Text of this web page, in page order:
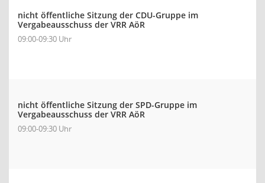
nicht öffentliche Sitzung der CDU-Gruppe im
Vergabeausschuss der VRR AöR
09:00-09:30 Uhr
nicht öffentliche Sitzung der SPD-Gruppe im
Vergabeausschuss der VRR AöR
09:00-09:30 Uhr